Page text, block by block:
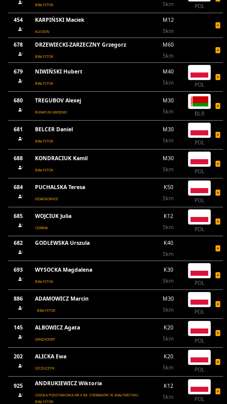
BIAŁYSTOK
5km
POL
454
KARPIŃSKI Maciek
KLEOSIN
M12
5km
678
DRZEWIECKI-ZARZECZNY Grzegorz
BIAŁYSTOK
M60
5km
679 NIWIŃSKI Hubert
BIAŁYSTOK
M40
5km
POL
680 TREGUBOV Alexej
RUN4FUN GRODNO
M30
5km
BLR
681 BELCER Daniel
BIAŁYSTOK
M30
5km
POL
688 KONDRACIUK Kamil
BIAŁYSTOK
M30
5km
POL
684 PUCHALSKA Teresa
DZIADKOWICE
K50
5km
POL
685 WOJCIUK Julia
CZARNA
K12
5km
POL
682
GODLEWSKA Urszula
K40
5km
693 WYSOCKA Magdalena
BIAŁYSTOK
K30
5km
POL
886 ADAMOWICZ Marcin
BIAŁYSTOK
M30
5km
POL
145 ALBOWICZ Agata
ZANDVOORT
K20
5km
POL
202 ALICKA Ewa
SZCZUCZYN
K20
5km
POL
925 ANDRUKIEWICZ Wiktoria
SZKOŁA PODSTAWOWA NR 4 IM. SYBIRAKÓW W BIAŁYMSTOKU
BIAŁYSTOK
K12
5km
POL